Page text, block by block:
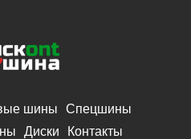
шины
Спецшины
Диски
Контакты